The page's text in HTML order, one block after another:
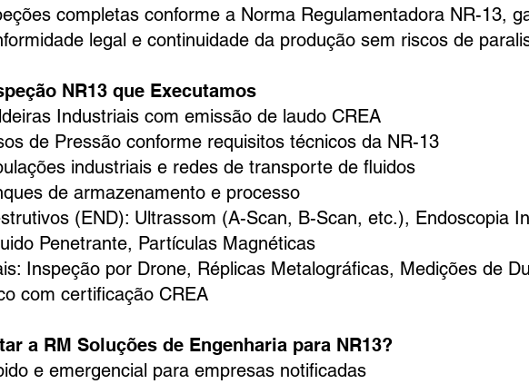
completas conforme a Norma Regulamentadora NR-13,
legal e continuidade da produção sem riscos de
NR13 que Executamos
Industriais com emissão de laudo CREA
de Pressão conforme requisitos técnicos da NR-13
industriais e redes de transporte de fluidos
de armazenamento e processo
(END): Ultrassom (A-Scan, B-Scan, etc.), Endoscopia
Penetrante, Partículas Magnéticas
Inspeção por Drone, Réplicas Metalográficas, Medições de
com certificação CREA
a RM Soluções de Engenharia para NR13?
e emergencial para empresas notificadas